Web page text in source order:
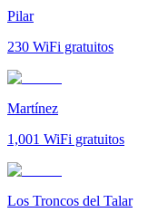
Pilar
230 WiFi gratuitos
Martínez
1,001 WiFi gratuitos
Los Troncos del Talar